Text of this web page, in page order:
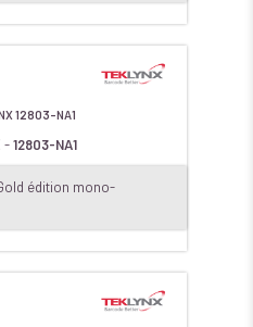
-12803-NA1
édition mono-